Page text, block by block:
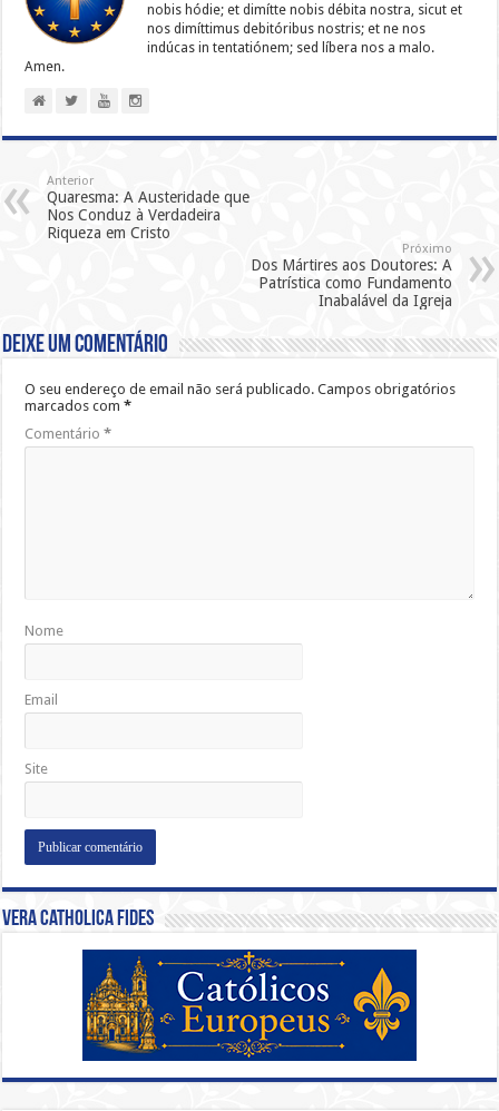
nobis hódie; et dimítte nobis débita nostra, sicut et
nos dimíttimus debitóribus nostris; et ne nos
indúcas in ten­ta­tiónem; sed líbera nos a malo.
Amen.
Anterior
Quaresma: A Austeridade que
Nos Conduz à Verdadeira
Riqueza em Cristo
Próximo
Dos Mártires aos Doutores: A
Patrística como Fundamento
Inabalável da Igreja
Deixe um comentário
O seu endereço de email não será publicado. Campos obrigatórios
marcados com*
Comentário*
Nome
Email
Site
Vera Catholica Fides